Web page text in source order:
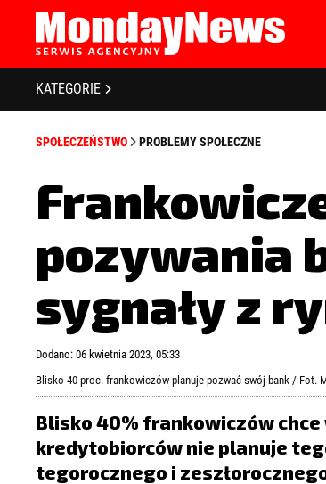
STRONA GŁÓWNA
O NAS
POLITYKA PRYWATNOŚCI
KONTAKT
KATEGORIE
BIZNES I GOSPODARKA
BANKOWOŚĆ I FINANSE
SPOŁECZEŃSTWO
MEDIA
ZDROWIE I URODA
KULTURA
LIFESTYLE
OPINIE I KOMENTARZE
SPOŁECZEŃSTWO PROBLEMY SPOŁECZNE
pozywania
sygnały z
Dodano: 06 kwietnia 2023, 05:33
Blisko 40 proc. frankowiczów planuje pozwać swój bank / Fot.
Blisko 40% frankowiczów chce
kredytobiorców nie planuje
tegorocznego i